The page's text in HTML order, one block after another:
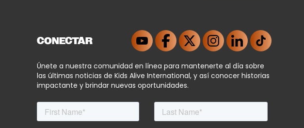
CONECTAR
Únete a nuestra comunidad en línea para mantenerte al día sobre
las últimas noticias de Kids Alive International, y así conocer historias
impactante y brindar nuevas oportunidades.